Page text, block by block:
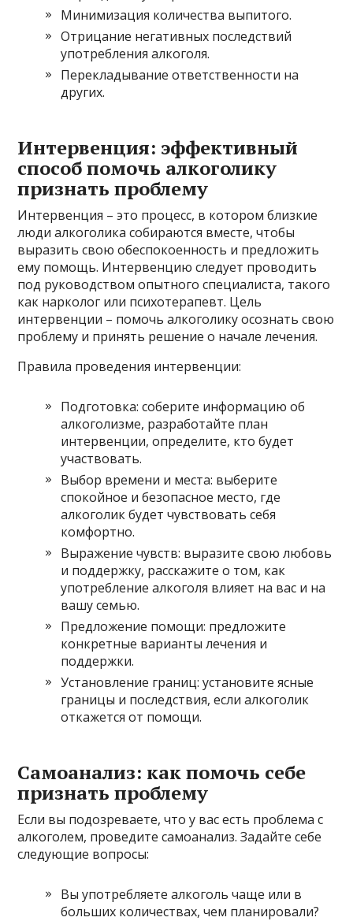
Минимизация количества выпитого.
Отрицание негативных последствий
употребления алкоголя.
Перекладывание ответственности на
других.
Интервенция: эффективный
способ помочь алкоголику
признать проблему
Интервенция – это процесс, в котором близкие
люди алкоголика собираются вместе, чтобы
выразить свою обеспокоенность и предложить
ему помощь. Интервенцию следует проводить
под руководством опытного специалиста, такого
как нарколог или психотерапевт. Цель
интервенции – помочь алкоголику осознать свою
проблему и принять решение о начале лечения.
Правила проведения интервенции:
Подготовка: соберите информацию об
алкоголизме, разработайте план
интервенции, определите, кто будет
участвовать.
Выбор времени и места: выберите
спокойное и безопасное место, где
алкоголик будет чувствовать себя
комфортно.
Выражение чувств: выразите свою любовь
и поддержку, расскажите о том, как
употребление алкоголя влияет на вас и на
вашу семью.
Предложение помощи: предложите
конкретные варианты лечения и
поддержки.
Установление границ: установите ясные
границы и последствия, если алкоголик
откажется от помощи.
Самоанализ: как помочь себе
признать проблему
Если вы подозреваете, что у вас есть проблема с
алкоголем, проведите самоанализ. Задайте себе
следующие вопросы:
Вы употребляете алкоголь чаще или в
больших количествах, чем планировали?